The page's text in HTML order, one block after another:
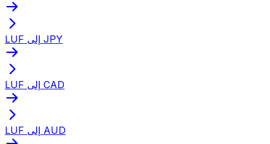
LUF إلى JPY
LUF إلى CAD
LUF إلى AUD